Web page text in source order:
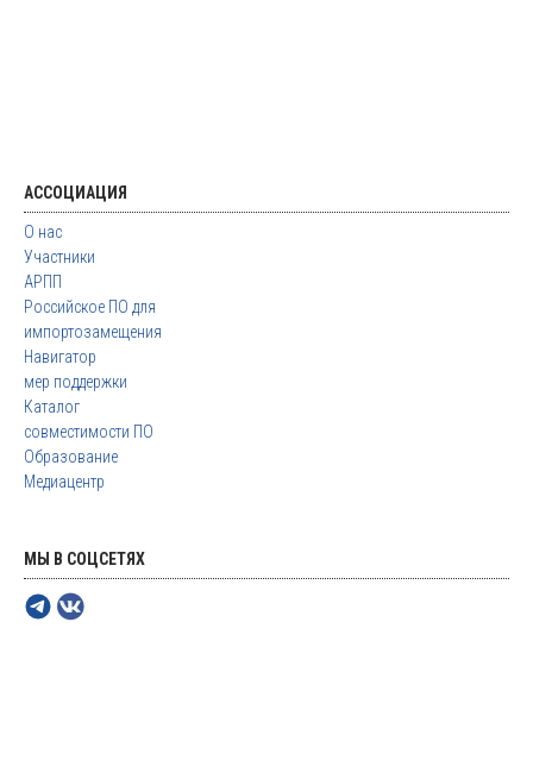
АССОЦИАЦИЯ
О нас
Участники
АРПП
Российское ПО для
импортозамещения
Навигатор
мер поддержки
Каталог
совместимости ПО
Образование
Медиацентр
МЫ В СОЦСЕТЯХ